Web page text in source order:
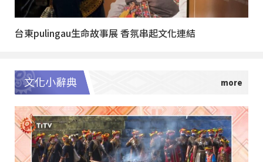
台東pulingau生命故事展 香氛串起文化連結
文化小辭典